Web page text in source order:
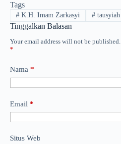
Tags
#K.H. Imam Zarkasyi #tausyiah
Tinggalkan Balasan
Your email address will not be published.
*
Nama *
Email *
Situs Web